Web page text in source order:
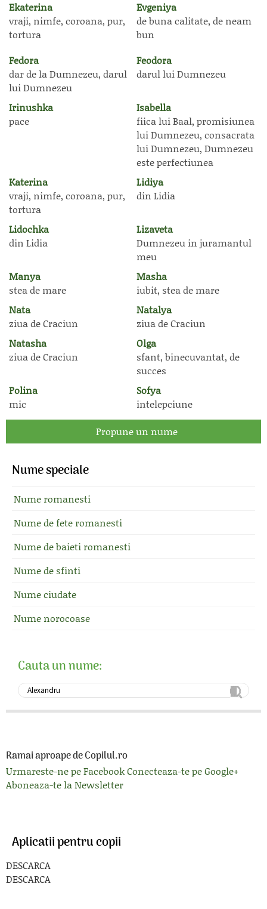
Ekaterina
vraji, nimfe, coroana, pur,
tortura
Evgeniya
de buna calitate, de neam
bun
Fedora
dar de la Dumnezeu, darul
lui Dumnezeu
Feodora
darul lui Dumnezeu
Irinushka
pace
Isabella
fiica lui Baal, promisiunea
lui Dumnezeu, consacrata
lui Dumnezeu, Dumnezeu
este perfectiunea
Katerina
vraji, nimfe, coroana, pur,
tortura
Lidiya
din Lidia
Lidochka
din Lidia
Lizaveta
Dumnezeu in juramantul
meu
Manya
stea de mare
Masha
iubit, stea de mare
Nata
ziua de Craciun
Natalya
ziua de Craciun
Natasha
ziua de Craciun
Olga
sfant, binecuvantat, de
succes
Polina
mic
Sofya
intelepciune
Propune un nume
Nume speciale
Nume romanesti
Nume de fete romanesti
Nume de baieti romanesti
Nume de sfinti
Nume ciudate
Nume norocoase
Cauta un nume:
Ramai aproape de Copilul.ro
Urmareste-ne pe FacebookConecteaza-te pe Google+
Aboneaza-te la Newsletter
Aplicatii pentru copii
DESCARCA
DESCARCA